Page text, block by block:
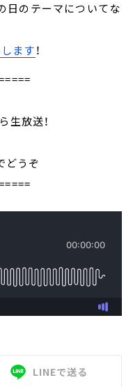
日のテーマについてな
ます！
生放送！
どうぞ
LINEで送る